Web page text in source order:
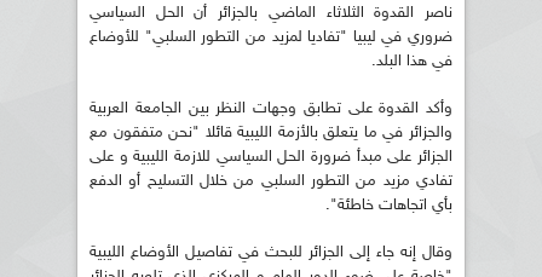
ناصر القدوة الثلاثاء الماضي بالجزائر أن الحل السياسي
ضروري في ليبيا "تفاديا لمزيد من التطور السلبي" للأوضاع
في هذا البلد.
وأكد القدوة على تطابق وجهات النظر بين الجامعة العربية
والجزائر في ما يتعلق بالأزمة الليبية قائلا "نحن متفقون مع
الجزائر على مبدأ ضرورة الحل السياسي للازمة الليبية و على
تفادي مزيد من التطور السلبي من خلال التسليح أو الدفع
بأي اتجاهات خاطئة".
وقال إنه جاء إلى الجزائر للبحث في تفاصيل الأوضاع الليبية